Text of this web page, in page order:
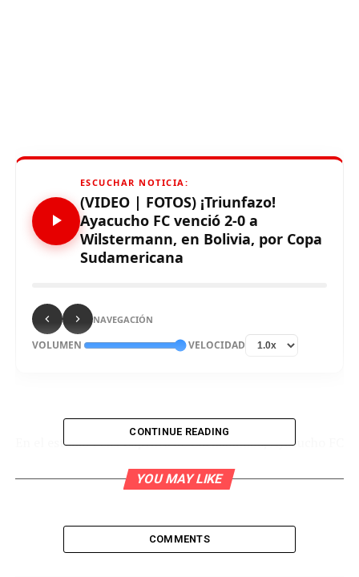
ESCUCHAR NOTICIA:
(VIDEO | FOTOS) ¡Triunfazo!
Ayacucho FC venció 2-0 a
Wilstermann, en Bolivia, por Copa
Sudamericana
NAVEGACIÓN
VOLUMEN VELOCIDAD
En el estadio Félix Capriles de Cochabamba, Ayacucho FC
su primer triunfo en la fase de grupos de la Copa
CONTINUE READING
YOU MAY LIKE
COMMENTS